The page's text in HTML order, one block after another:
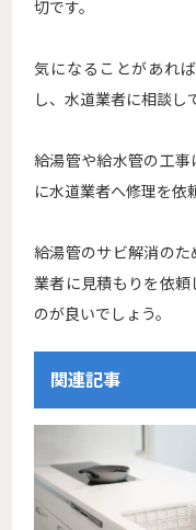
切です。
気になることがあれ
し、水道業者に相談し
給湯管や給水管の工
に水道業者へ修理を依
給湯管のサビ解消の
業者に見積もりを依
のが良いでしょう。
関連記事